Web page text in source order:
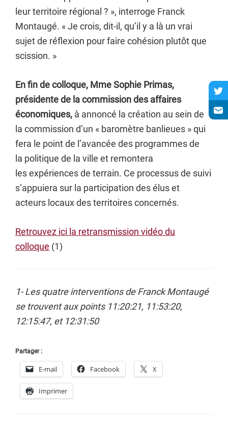
leur territoire régional ? », interroge Franck
Montaugé. « Je crois, dit-il, qu’il y a là un vrai
sujet de réflexion pour faire cohésion plutôt que
scission. »
En fin de colloque, Mme Sophie Primas,
présidente de la commission des affaires
économiques, à annoncé la création au sein de
la commission d’un « baromètre banlieues » qui
fera le point de l’avancée des programmes de
la politique de la ville et remontera
les expériences de terrain. Ce processus de suivi
s’appuiera sur la participation des élus et
acteurs locaux des territoires concernés.
Retrouvez ici la retransmission vidéo du
colloque (1)
1- Les quatre interventions de Franck Montaugé
se trouvent aux points 11:20:21, 11:53:20,
12:15:47, et 12:31:50
Partager :
E-mail Facebook X
Imprimer